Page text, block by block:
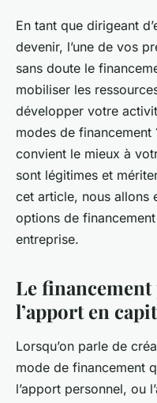
En tant que dirigeant
devenir, l’une de vos
sans doute le
mobiliser les
développer votre
modes de financement
convient le mieux à
sont légitimes et
cet article, nous allons
options de
entreprise.
Le
l’apport en
Lorsqu’on parle de
mode de financement
l’apport personnel, ou